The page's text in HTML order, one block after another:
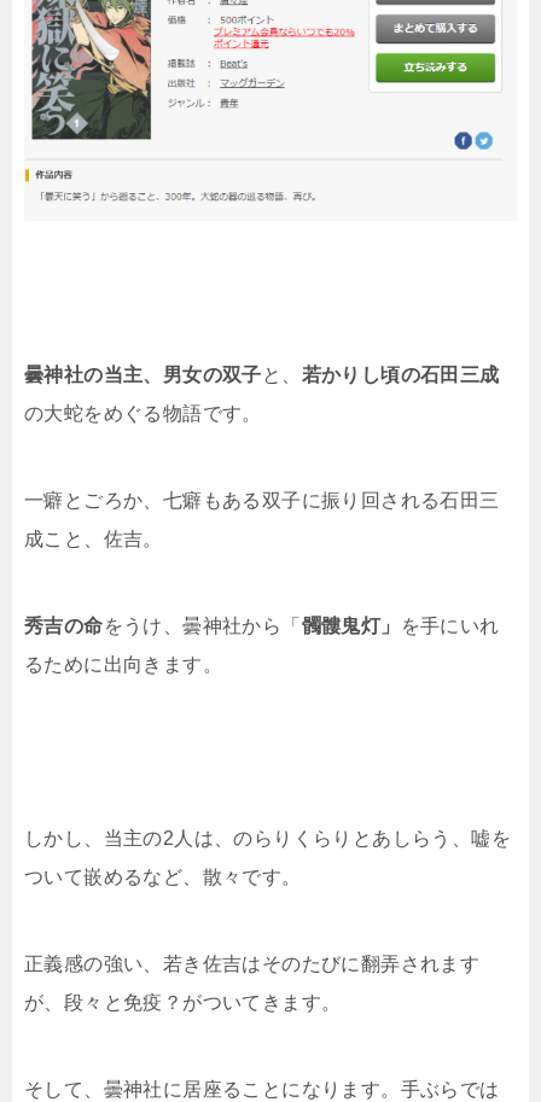
曇神社の当主、男女の双子と、 若かりし頃の石田三成
の大蛇をめぐる物語です。
一癖とごろか、七癖もある双子に振り回される石田三
成こと、佐吉。
秀吉の命をうけ、曇神社から「 髑髏鬼灯」
を手にいれ
るために出向きます。
しかし、当主の2人は、のらりくらりとあしらう、嘘を
ついて嵌めるなど、散々です。
正義感の強い、若き佐吉はそのたびに翻弄されます
が、段々と免疫？がついてきます。
そして、曇神社に居座ることになります。手ぶらでは